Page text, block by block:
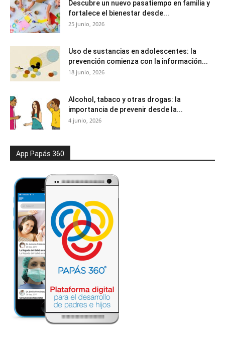
Descubre un nuevo pasatiempo en familia y
fortalece el bienestar desde...
25 junio, 2026
Uso de sustancias en adolescentes: la
prevención comienza con la información...
18 junio, 2026
Alcohol, tabaco y otras drogas: la
importancia de prevenir desde la...
4 junio, 2026
App Papás 360